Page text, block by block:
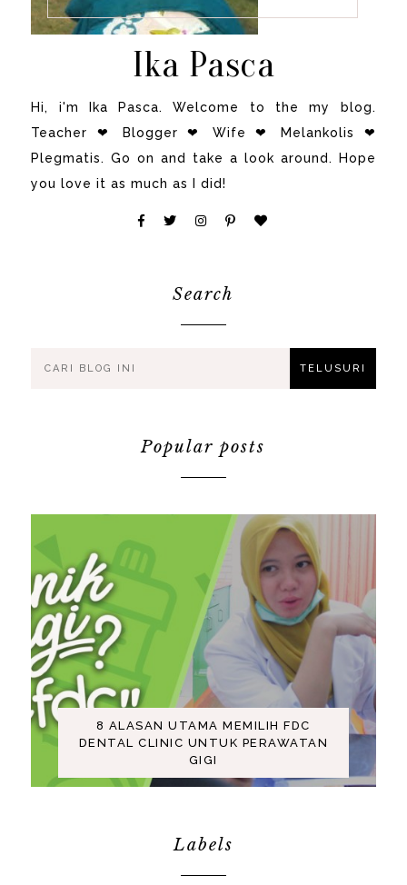
Ika Pasca
Hi, i'm Ika Pasca. Welcome to the my blog.
Teacher ❤ Blogger ❤ Wife ❤ Melankolis ❤
Plegmatis. Go on and take a look around. Hope
you love it as much as I did!
Search
Popular posts
8 ALASAN UTAMA MEMILIH FDC
DENTAL CLINIC UNTUK PERAWATAN
GIGI
Labels